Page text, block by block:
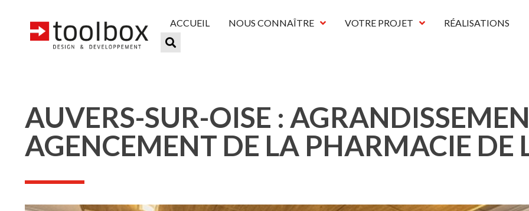
ACCUEIL NOUS CONNAÎTRE VOTRE PROJET RÉALISATIONS
AUVERS-SUR-OISE :
AGENCEMENT DE LA PHARMACIE DE